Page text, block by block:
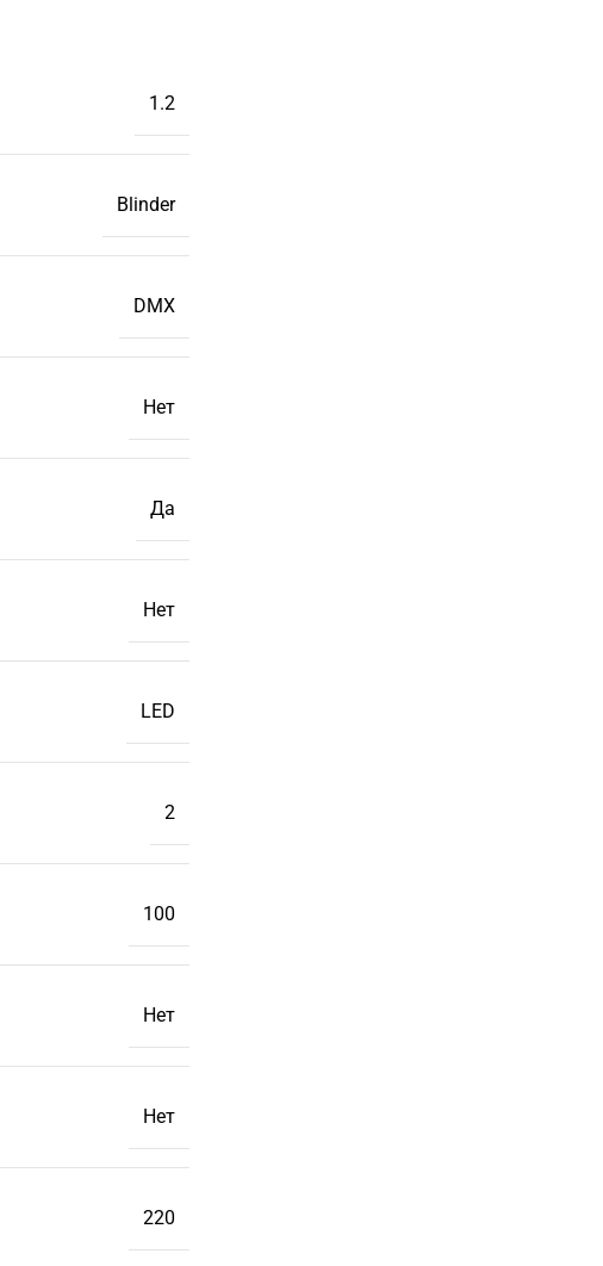
1.2
Blinder
DMX
Нет
Да
Нет
LED
2
100
Нет
Нет
220